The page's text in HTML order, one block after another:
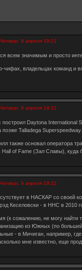
Четверг, 9 апреля 19:21
всем значимым и просто
чифах, владельцах команд и
Четверг, 9 апреля 19:22
построил Daytona International
позже Talladega Superspeedway.
также основал оператора
Hall of Fame (Зал Славы), куда
Четверг, 9 апреля 19:22
в НАСКАР со своей
Кеселовски - в ННС в 2010
(к сожалению, не могу
из Южных (по
- в Мичиган, например,
мне известно, еще